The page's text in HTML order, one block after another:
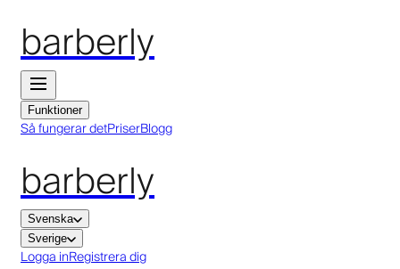
barberly
Funktioner
Så fungerar detPriserBlogg
barberly
Svenska
Sverige
Logga inRegistrera dig